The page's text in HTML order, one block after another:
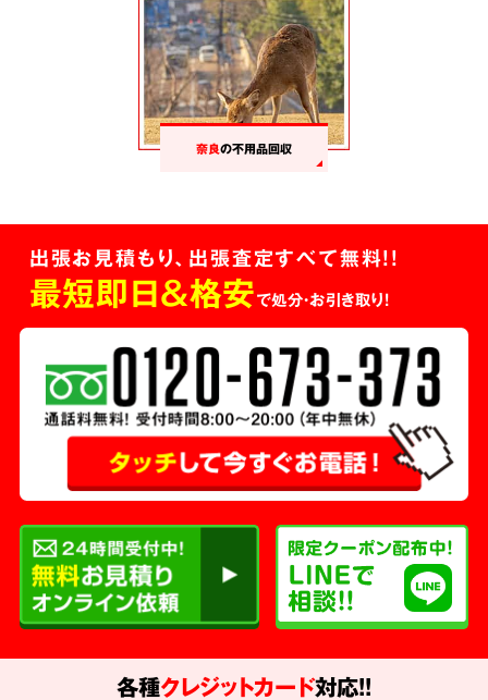
奈良の不用品回収
出張お見積もり、出張査定すべて無料!!
最短即日＆格安で処分・お引き取り！
各種クレジットカード対応!!